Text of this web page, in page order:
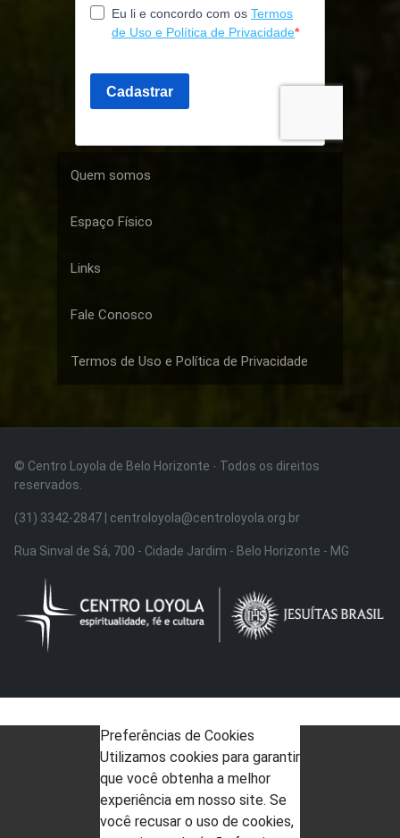
Quem somos
Espaço Físico
Links
Fale Conosco
Termos de Uso e Política de Privacidade
© Centro Loyola de Belo Horizonte · Todos os direitos
reservados.
(31) 3342-2847 | centroloyola@centroloyola.org.br
Rua Sinval de Sá, 700 - Cidade Jardim - Belo Horizonte - MG
Preferências de Cookies
Utilizamos cookies para garantir
que você obtenha a melhor
experiência em nosso site. Se
você recusar o uso de cookies,